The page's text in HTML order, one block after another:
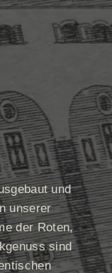
und
unserer
der Roten,
sind